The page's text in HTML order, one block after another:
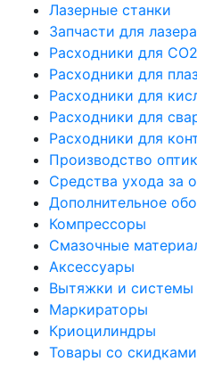
Лазерные станки
Запчасти для лазера
Расходники для
Расходники для
Расходники для
Расходники для
Расходники для
Производство
Средства ухода за
Дополнительное
Компрессоры
Смазочные
Аксессуары
Вытяжки и системы
Маркираторы
Криоцилиндры
Товары со скидками